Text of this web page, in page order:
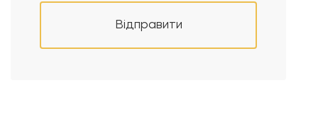
Відправити